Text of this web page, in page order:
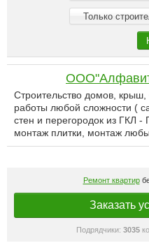
Только
ООО"Алфавит
Строительство домов,
работы любой сложности (
стен и перегородок из ГКЛ -
монтаж плитки, монтаж
Ремонт квартир
Заказать
Подрядчики: 3035